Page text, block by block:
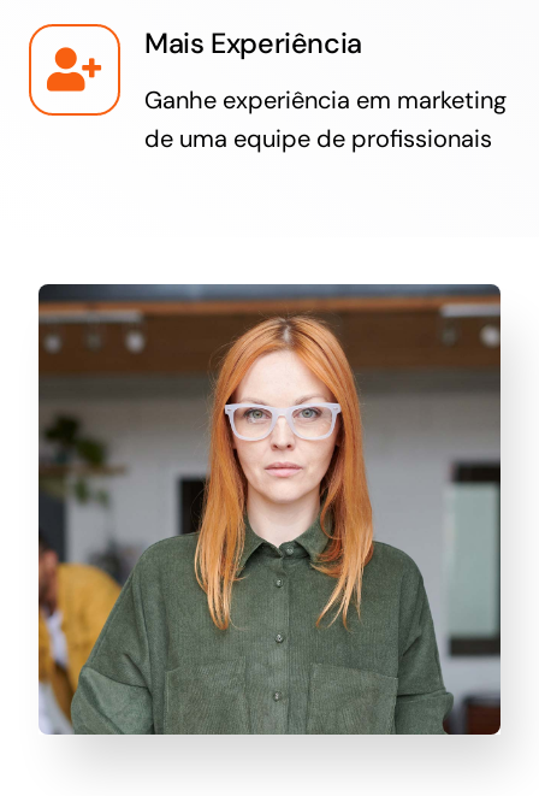
Mais Experiência
Ganhe experiência em marketing
de uma equipe de profissionais